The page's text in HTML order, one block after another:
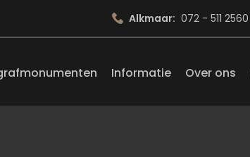
Informatie Over ons
Alkmaar: 072 - 511 2560